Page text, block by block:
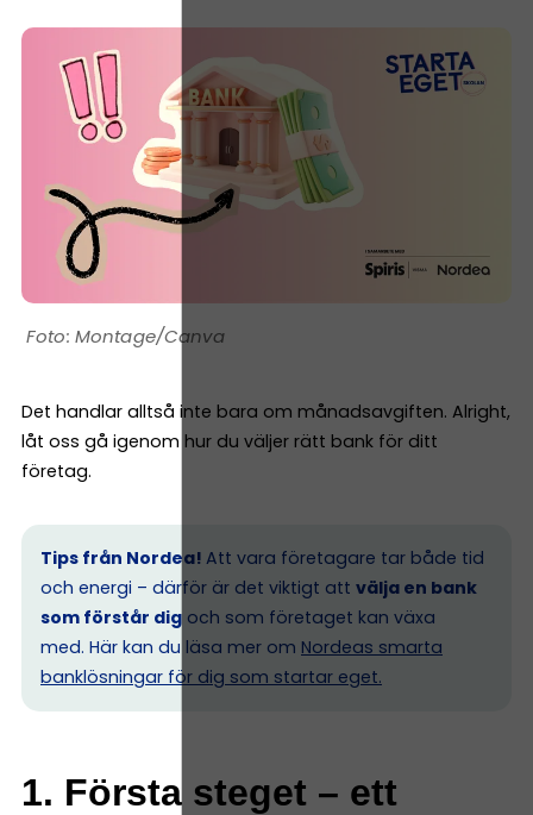
Montage/Canva
Det handlar alltså inte bara om månadsavgiften. Alright,
låt oss gå igenom hur du väljer rätt bank för ditt
företag.
Tips från Nordea! Att vara företagare tar både tid
och energi – därför är det viktigt att välja en bank
som förstår dig och som företaget kan växa
med. Här kan du läsa mer om Nordeas smarta
banklösningar för dig som startar eget.
1. Första steget – ett